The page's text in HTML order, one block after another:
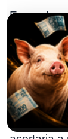
Exemplo:
Resultado:
Final:34
Grupo:09
Nesse